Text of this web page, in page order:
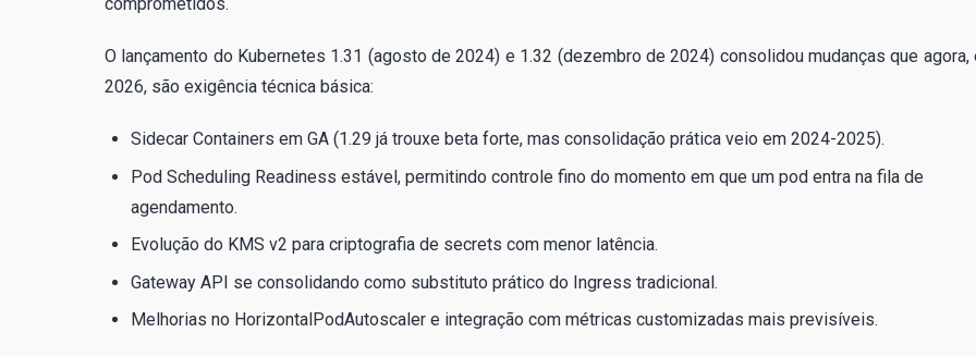
comprometidos.
O lançamento do Kubernetes 1.31 (agosto de 2024) e 1.32 (dezembro de 2024) consolidou mudanças que agora,
2026, são exigência técnica básica:
Sidecar Containers em GA (1.29 já trouxe beta forte, mas consolidação prática veio em 2024-2025).
Pod Scheduling Readiness estável, permitindo controle fino do momento em que um pod entra na fila de
agendamento.
Evolução do KMS v2 para criptografia de secrets com menor latência.
Gateway API se consolidando como substituto prático do Ingress tradicional.
Melhorias no HorizontalPodAutoscaler e integração com métricas customizadas mais previsíveis.